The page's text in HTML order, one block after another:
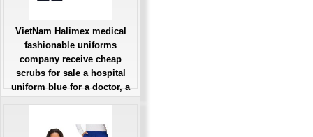
VietNam Halimex medical
fashionable uniforms
company receive cheap
scrubs for sale a hospital
uniform blue for a doctor, a
Giá: Liên Hệ